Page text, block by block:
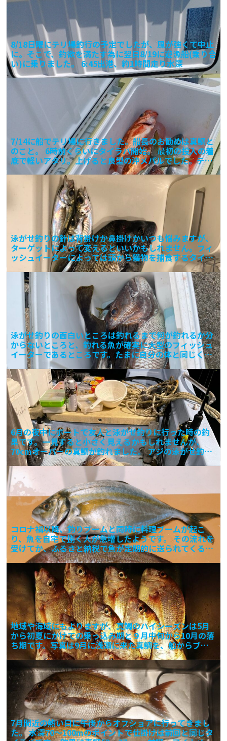
8/18日曜にテリ場釣行の予定でしたが、風が強くて中止
に。そこで、釣欲を満たす為に翌日8/19に遊漁船(乗り合
い)に乗りました。 6:45出港、約1時間走り水深
7/14に船でテリ場に行きました。船長のお勧めは真鯛と
のこと。 6時前くらいにタイラバ開始。 最初の投入の着
底で軽いアタリ。上げると良型の沖メバルでした。テリ
泳がせ釣りの針は背掛けか鼻掛けかいつも悩みますが、
ターゲットによって変えるといいかもしれません。フィ
ッシュイーターによっては頭から獲物を捕食するタイプ
と延髄を狙
泳がせ釣りの面白いところは釣れるまで何が釣れるか分
からないところと、釣れる魚が確実に大型のフィッシュ
イーターであるところです。たまに自分の体と同じくら
いの獲物を
6月の夜中にボートで友人と泳がせ釣りに行った時の釣
果です。一見すると小さく見えるかもしれませんが、
70cmオーバーの真鯛が釣れました。 アジの泳がせ釣り
での釣果
コロナ禍以降、釣りブームと同時に料理ブームが起こ
り、魚を自宅で捌く人が急増したようです。 その流れを
受けてか、ふるさと納税で魚が定期的に送られてくるも
のが増えま
地域や海域にもよりますが、真鯛のハイシーズンは5月
から初夏にかけての乗っ込み期と９月中旬から10月の落
ち期です。写真は9月に浅瀬に来た真鯛を、船からブラ
ーに青イ
7月間近の熱い日に午後からオフショアに行ってきまし
た。 水深70～100mのポイントで仕掛けは前回と同じタ